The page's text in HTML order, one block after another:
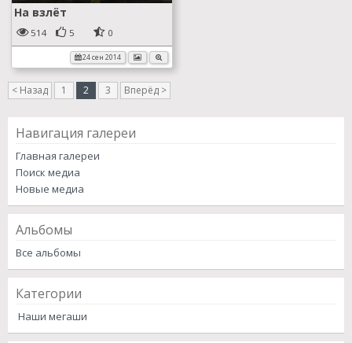
На взлёт
514 5 0
24 сен 2014
< Назад 1 2 3 Вперёд >
Навигация галереи
Главная галереи
Поиск медиа
Новые медиа
Альбомы
Все альбомы
Категории
Наши мегаши